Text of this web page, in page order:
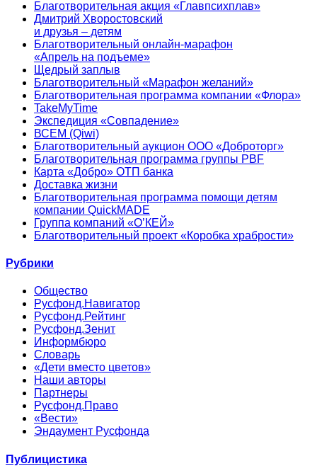
Благотворительная акция «Главпсихплав»
Дмитрий Хворостовский
и друзья – детям
Благотворительный онлайн‑марафон
«Апрель на подъеме»
Щедрый заплыв
Благотворительный «Марафон желаний»
Благотворительная программа компании «Флора»
TakeMyTime
Экспедиция «Совпадение»
ВСЕМ (Qiwi)
Благотворительный аукцион ООО «Доброторг»
Благотворительная программа группы PBF
Карта «Добро» ОТП банка
Доставка жизни
Благотворительная программа помощи детям
компании QuickMADE
Группа компаний «О’КЕЙ»
Благотворительный проект «Коробка храбрости»
Рубрики
Общество
Русфонд.Навигатор
Русфонд.Рейтинг
Русфонд.Зенит
Информбюро
Словарь
«Дети вместо цветов»
Наши авторы
Партнеры
Русфонд.Право
«Вести»
Эндаумент Русфонда
Публицистика